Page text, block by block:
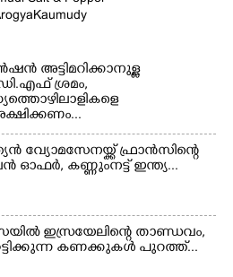
അട്ടിമറിക്കാനുള്ള
ശ്രമം,
വ്യോമസേനയ്ക്ക് ഫ്രാൻസിന്റെ
ഓഫർ, കണ്ണുംനട്ട് ഇന്ത്യ...
ഇസ്രയേലിന്റെ താണ്ഡവം,
കണക്കുകൾ പുറത്ത്...
this link
Copy Link